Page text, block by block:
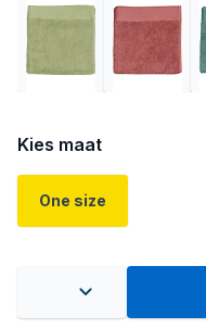
Kies maat
One size